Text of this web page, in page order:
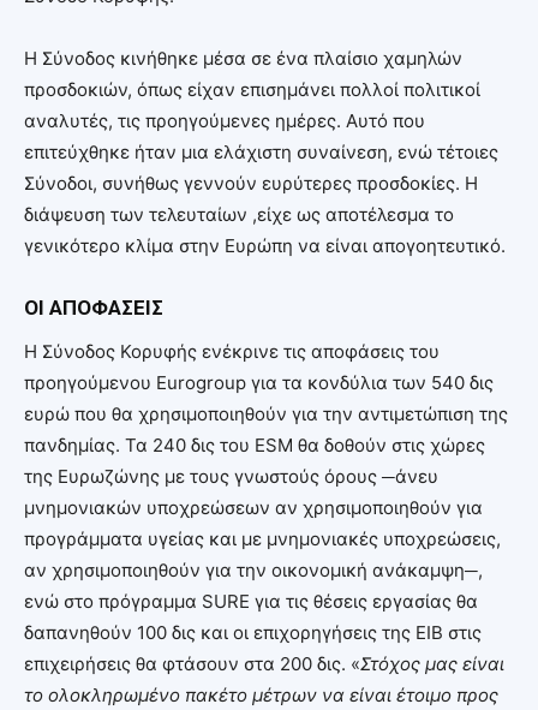
Η Σύνοδος κινήθηκε μέσα σε ένα πλαίσιο χαμηλών
προσδοκιών, όπως είχαν επισημάνει πολλοί πολιτικοί
αναλυτές, τις προηγούμενες ημέρες. Αυτό που
επιτεύχθηκε ήταν μια ελάχιστη συναίνεση, ενώ τέτοιες
Σύνοδοι, συνήθως γεννούν ευρύτερες προσδοκίες. Η
διάψευση των τελευταίων ,είχε ως αποτέλεσμα το
γενικότερο κλίμα στην Ευρώπη να είναι απογοητευτικό.
ΟΙ ΑΠΟΦΑΣΕΙΣ
Η Σύνοδος Κορυφής ενέκρινε τις αποφάσεις του
προηγούμενου Eurogroup για τα κονδύλια των 540 δις
ευρώ που θα χρησιμοποιηθούν για την αντιμετώπιση της
πανδημίας. Τα 240 δις του ESM θα δοθούν στις χώρες
της Ευρωζώνης με τους γνωστούς όρους ─άνευ
μνημονιακών υποχρεώσεων αν χρησιμοποιηθούν για
προγράμματα υγείας και με μνημονιακές υποχρεώσεις,
αν χρησιμοποιηθούν για την οικονομική ανάκαμψη─,
ενώ στο πρόγραμμα SURE για τις θέσεις εργασίας θα
δαπανηθούν 100 δις και οι επιχορηγήσεις της ΕΙΒ στις
επιχειρήσεις θα φτάσουν στα 200 δις. «Στόχος μας είναι
το ολοκληρωμένο πακέτο μέτρων να είναι έτοιμο προς